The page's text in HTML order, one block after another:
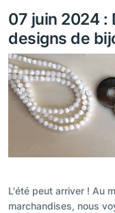
07 juin 2024 :
designs de
L'été peut arriver ! Au
marchandises, nous